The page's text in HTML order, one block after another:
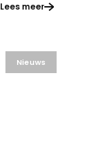
Lees meer
Nieuws